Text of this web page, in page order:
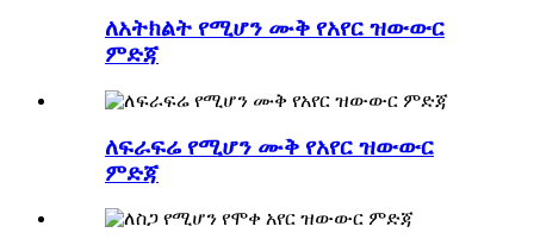
ለአትክልት የሚሆን ሙቅ የአየር ዝውውር
ምድጃ
ለፍራፍሬ የሚሆን ሙቅ የአየር ዝውውር
ምድጃ